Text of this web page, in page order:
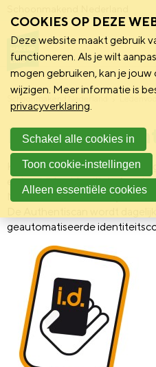
Schoonmakend Nederland
Keesing Technologies helpt
en bestrijden identiteitsfraude.
Nederland en wereldwijd
geautomatiseerde
COOKIES OP DEZE
Deze website maakt gebruik
functioneren. Als je wilt
mogen gebruiken, kan je
wijzigen. Meer informatie is
privacyverklaring.
Schakel alle cookies in
Toon cookie-instellingen
Alleen essentiële cookies